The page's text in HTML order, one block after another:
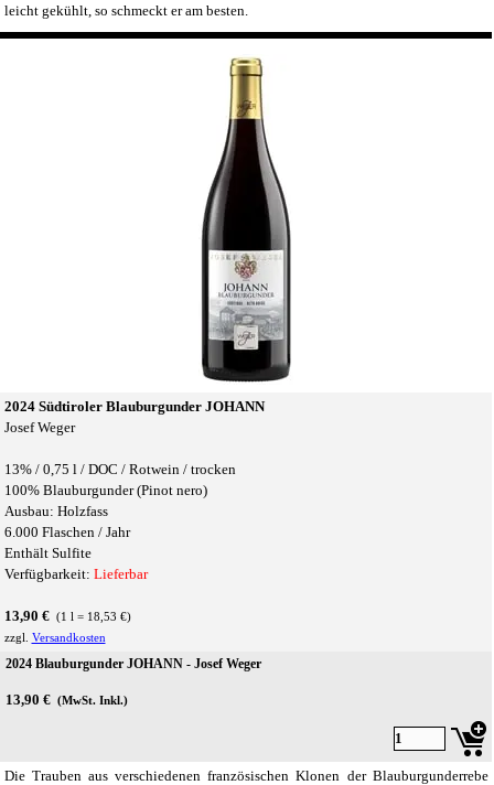
leicht gekühlt, so schmeckt er am besten.
2024 Südtiroler Blauburgunder JOHANN
Josef Weger
13% / 0,75 l /DOC / Rotwein / trocken
100% Blauburgunder (Pinot nero)
Ausbau: Holzfass
6.000 Flaschen / Jahr
Enthält Sulfite
Verfügbarkeit: Lieferbar
13,90 € (1 l = 18,53 €)
zzgl. Versandkosten
2024 Blauburgunder JOHANN - Josef Weger
13,90 € (MwSt. Inkl.)
Die Trauben aus verschiedenen französischen Klonen der Blauburgunderrebe